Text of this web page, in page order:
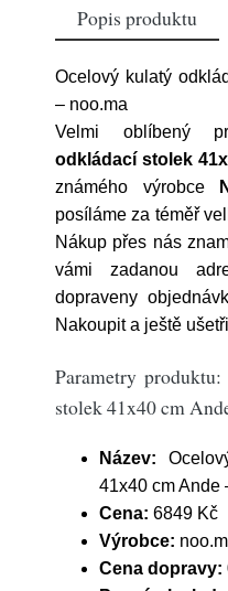
Popis produktu
Ocelový kulatý
– noo.ma
Velmi oblíbený
odkládací stolek
známého výrobce
posíláme za téměř
Nákup přes nás
vámi zadanou
dopraveny
Nakoupit a ještě
Parametry
stolek 41x40 cm
Název:
41x40 cm Ande
Cena: 6849 Kč
Výrobce:
Cena dopravy: